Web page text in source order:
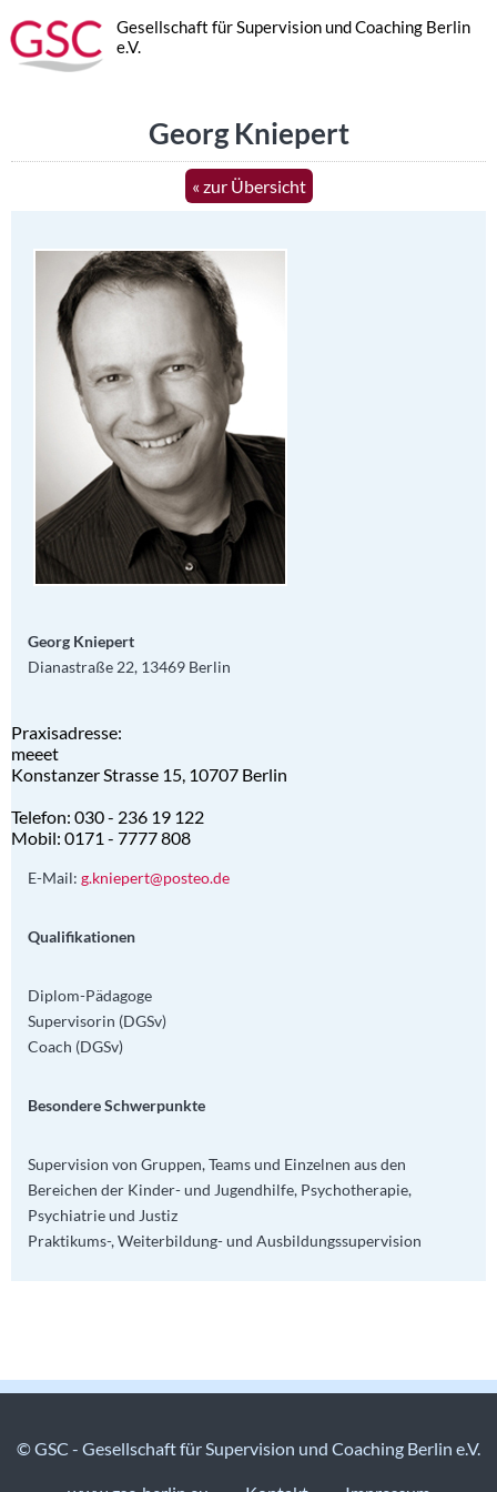
Gesellschaft für Supervision und Coaching Berlin
e.V.
Georg Kniepert
« zur Übersicht
Georg Kniepert
Dianastraße 22, 13469 Berlin
Praxisadresse:
meeet
Konstanzer Strasse 15, 10707 Berlin
Telefon: 030 - 236 19 122
Mobil: 0171 - 7777 808
E-Mail: g.kniepert@posteo.de
Qualifikationen
Diplom-Pädagoge
Supervisorin (DGSv)
Coach (DGSv)
Besondere Schwerpunkte
Supervision von Gruppen, Teams und Einzelnen aus den
Bereichen der Kinder- und Jugendhilfe, Psychotherapie,
Psychiatrie und Justiz
Praktikums-, Weiterbildung- und Ausbildungssupervision
© GSC - Gesellschaft für Supervision und Coaching Berlin e.V.